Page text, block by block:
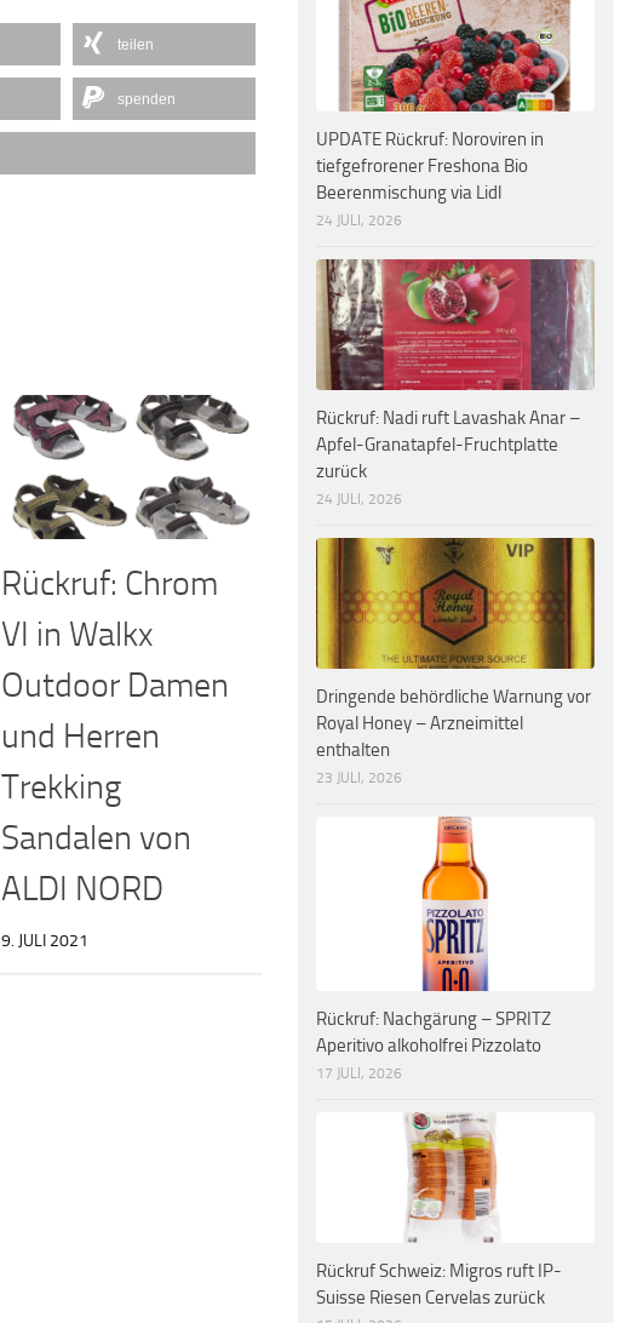
teilen
spenden
Rückruf: Chrom
VI in Walkx
Outdoor Damen
und Herren
Trekking
Sandalen von
ALDI NORD
9. JULI 2021
UPDATE Rückruf: Noroviren in
tiefgefrorener Freshona Bio
Beerenmischung via Lidl
24 JULI, 2026
Rückruf: Nadi ruft Lavashak Anar –
Apfel-Granatapfel-Fruchtplatte
zurück
24 JULI, 2026
Dringende behördliche Warnung vor
Royal Honey – Arzneimittel
enthalten
23 JULI, 2026
Rückruf: Nachgärung – SPRITZ
Aperitivo alkoholfrei Pizzolato
17 JULI, 2026
Rückruf Schweiz: Migros ruft IP-
Suisse Riesen Cervelas zurück